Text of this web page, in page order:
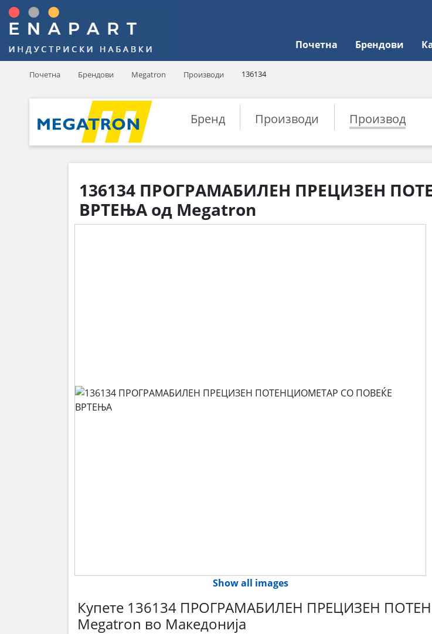
Почетна Брендови
Почетна Брендови Megatron Производи 136134
Бренд Производи Производ
136134 ПРОГРАМАБИЛЕН ПРЕЦИЗЕН
ВРТЕЊА од Megatron
Show all images
Купете 136134 ПРОГРАМАБИЛЕН ПРЕЦИЗЕН
Megatron во Македонија